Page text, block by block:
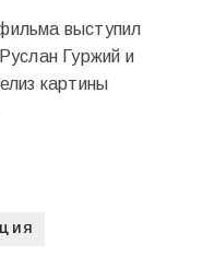
выступил
Гуржий и
картины